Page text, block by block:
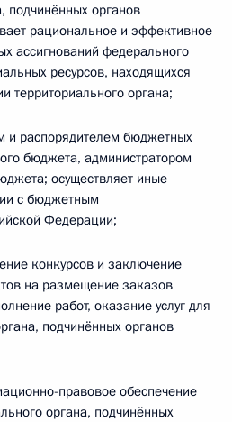
подчинённых органов
рациональное и эффективное
ассигнований федерального
ресурсов, находящихся
территориального органа;
и распорядителем бюджетных
бюджета, администратором
осуществляет иные
с бюджетным
Федерации;
конкурсов и заключение
на размещение заказов
работ, оказание услуг для
подчинённых органов
правовое обеспечение
органа, подчинённых